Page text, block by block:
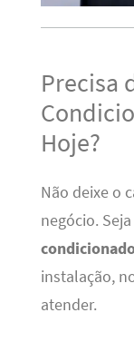
Precisa
Hoje?
Não deixe o
negócio.
instalação,
atender.